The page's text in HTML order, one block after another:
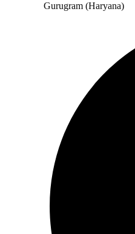
Gurugram (Haryana)